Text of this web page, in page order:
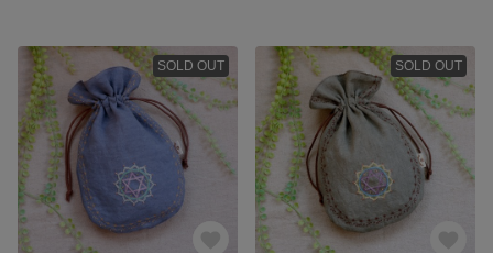
SOLD OUT SOLD OUT